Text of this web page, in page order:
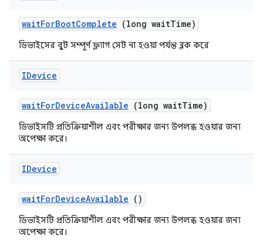
waitForBootComplete (long waitTime)
ডিভাইসের বুট সম্পূর্ণ ফ্ল্যাগ সেট না হওয়া পর্যন্ত ব্লক করে
IDevice
waitForDeviceAvailable (long waitTime)
ডিভাইসটি প্রতিক্রিয়াশীল এবং পরীক্ষার জন্য উপলব্ধ হওয়ার জন্য
অপেক্ষা করে।
IDevice
waitForDeviceAvailable ()
ডিভাইসটি প্রতিক্রিয়াশীল এবং পরীক্ষার জন্য উপলব্ধ হওয়ার জন্য
অপেক্ষা করে।